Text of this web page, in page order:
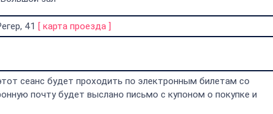
41 [ карта проезда ]
сеанс будет проходить по электронным билетам со
почту будет выслано письмо с купоном о покупке и